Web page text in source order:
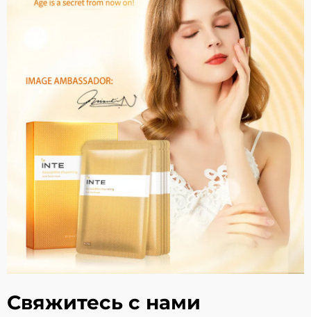
Свяжитесь с нами